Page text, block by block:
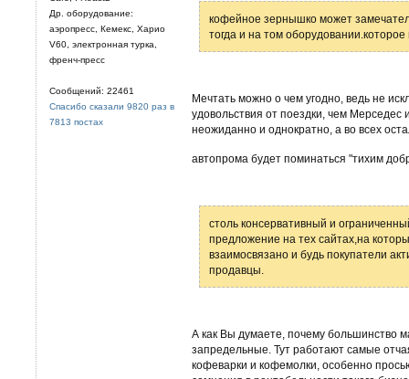
Др. оборудование:
аэропресс, Кемекс, Харио
V60, электронная турка,
френч-пресс
Сообщений: 22461
Спасибо сказали 9820 раз в
7813 постах
кофейное зернышко может
тогда и на том
Мечтать можно о чем угодно, ведь не
удовольствия от поездки, чем Мерседес
неожиданно и однократно, а во всех
автопрома будет поминаться "тихим
столь консервативный и
предложение на тех сайтах,на
взаимосвязано и будь покупатели
продавцы.
А как Вы думаете, почему большинство
запредельные. Тут работают самые
кофеварки и кофемолки, особенно